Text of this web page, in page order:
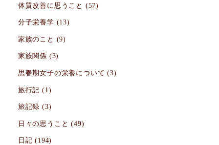
体質改善に思うこと (57)
分子栄養学 (13)
家族のこと (9)
家族関係 (3)
思春期女子の栄養について (3)
旅行記 (1)
旅記録 (3)
日々の思うこと (49)
日記 (194)